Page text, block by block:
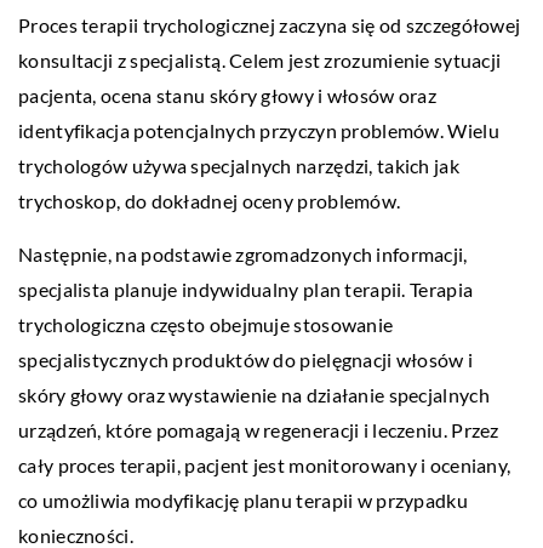
Proces terapii trychologicznej zaczyna się od szczegółowej
konsultacji z specjalistą. Celem jest zrozumienie sytuacji
pacjenta, ocena stanu skóry głowy i włosów oraz
identyfikacja potencjalnych przyczyn problemów. Wielu
trychologów używa specjalnych narzędzi, takich jak
trychoskop, do dokładnej oceny problemów.
Następnie, na podstawie zgromadzonych informacji,
specjalista planuje indywidualny plan terapii. Terapia
trychologiczna często obejmuje stosowanie
specjalistycznych produktów do pielęgnacji włosów i
skóry głowy oraz wystawienie na działanie specjalnych
urządzeń, które pomagają w regeneracji i leczeniu. Przez
cały proces terapii, pacjent jest monitorowany i oceniany,
co umożliwia modyfikację planu terapii w przypadku
konieczności.